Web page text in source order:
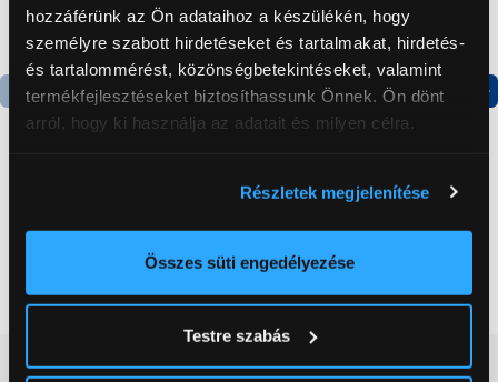
hozzáférünk az Ön adataihoz a készülékén, hogy
személyre szabott hirdetéseket és tartalmakat, hirdetés-
és tartalommérést, közönségbetekintéseket, valamint
termékfejlesztéseket biztosíthassunk Önnek. Ön dönt
arról, hogy ki használja az adatait és milyen célra.
elhelyezkedéséről pár méteres pontossággal
Az Ön készülékén beazonosítása annak konkrét
módjairól és adja meg preferenciáit aRészletek
pontban. Bármikor módosíthatja vagy visszavonhatja a
Részletek megjelenítése
Összes süti engedélyezése
Testre szabás
Termék adatlap Termék adatlap
Candy CHASD4385EWC
59 999 Ft
Vásárlói vélemények(0)